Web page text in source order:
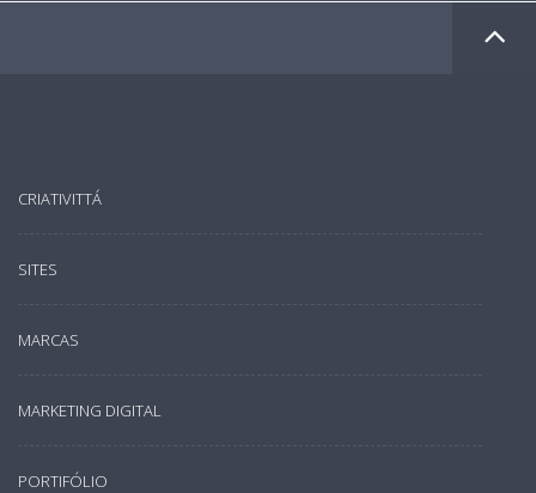
CRIATIVITTÁ
SITES
MARCAS
MARKETING DIGITAL
PORTIFÓLIO